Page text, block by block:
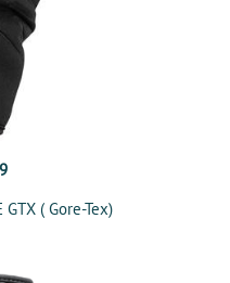
GTX ( Gore-Tex)